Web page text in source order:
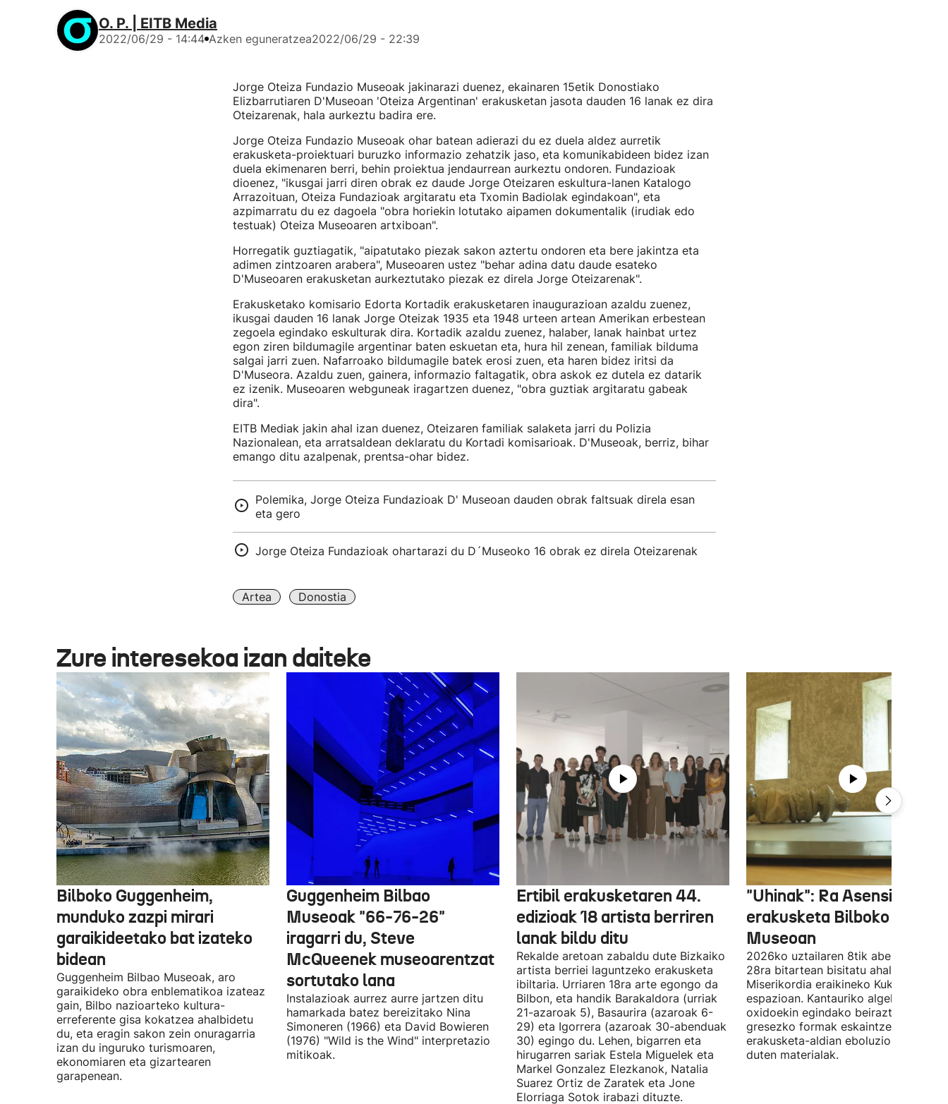
O. P. | EITB Media
2022/06/29 - 14:44 Azken eguneratzea2022/06/29 - 22:39
Jorge Oteiza Fundazio Museoak jakinarazi duenez, ekainaren 15etik Donostiako
Elizbarrutiaren D'Museoan 'Oteiza Argentinan' erakusketan jasota dauden 16 lanak ez dira
Oteizarenak, hala aurkeztu badira ere.
Jorge Oteiza Fundazio Museoak ohar batean adierazi du ez duela aldez aurretik
erakusketa-proiektuari buruzko informazio zehatzik jaso, eta komunikabideen bidez izan
duela ekimenaren berri, behin proiektua jendaurrean aurkeztu ondoren. Fundazioak
dioenez, "ikusgai jarri diren obrak ez daude Jorge Oteizaren eskultura-lanen Katalogo
Arrazoituan, Oteiza Fundazioak argitaratu eta Txomin Badiolak egindakoan", eta
azpimarratu du ez dagoela "obra horiekin lotutako aipamen dokumentalik (irudiak edo
testuak) Oteiza Museoaren artxiboan".
Horregatik guztiagatik, "aipatutako piezak sakon aztertu ondoren eta bere jakintza eta
adimen zintzoaren arabera", Museoaren ustez "behar adina datu daude esateko
D'Museoaren erakusketan aurkeztutako piezak ez direla Jorge Oteizarenak".
Erakusketako komisario Edorta Kortadik erakusketaren inaugurazioan azaldu zuenez,
ikusgai dauden 16 lanak Jorge Oteizak 1935 eta 1948 urteen artean Amerikan erbestean
zegoela egindako eskulturak dira. Kortadik azaldu zuenez, halaber, lanak hainbat urtez
egon ziren bildumagile argentinar baten eskuetan eta, hura hil zenean, familiak bilduma
salgai jarri zuen. Nafarroako bildumagile batek erosi zuen, eta haren bidez iritsi da
D'Museora. Azaldu zuen, gainera, informazio faltagatik, obra askok ez dutela ez datarik
ez izenik. Museoaren webguneak iragartzen duenez, "obra guztiak argitaratu gabeak
dira".
EITB Mediak jakin ahal izan duenez, Oteizaren familiak salaketa jarri du Polizia
Nazionalean, eta arratsaldean deklaratu du Kortadi komisarioak. D'Museoak, berriz, bihar
emango ditu azalpenak, prentsa-ohar bidez.
Polemika, Jorge Oteiza Fundazioak D' Museoan dauden obrak faltsuak direla esan
eta gero
Jorge Oteiza Fundazioak ohartarazi du D´Museoko 16 obrak ez direla Oteizarenak
Artea Donostia
Zure interesekoa izan daiteke
Bilboko Guggenheim,
munduko zazpi mirari
garaikideetako bat izateko
bidean
Guggenheim Bilbao Museoak, aro
garaikideko obra enblematikoa izateaz
gain, Bilbo nazioarteko kultura-
erreferente gisa kokatzea ahalbidetu
du, eta eragin sakon zein onuragarria
izan du inguruko turismoaren,
ekonomiaren eta gizartearen
garapenean.
Guggenheim Bilbao
Museoak "66-76-26"
iragarri du, Steve
McQueenek museoarentzat
sortutako lana
Instalazioak aurrez aurre jartzen ditu
hamarkada batez bereizitako Nina
Simoneren (1966) eta David Bowieren
(1976) "Wild is the Wind" interpretazio
mitikoak.
Ertibil erakusketaren 44.
edizioak 18 artista berriren
lanak bildu ditu
Rekalde aretoan zabaldu dute Bizkaiko
artista berriei laguntzeko erakusketa
ibiltaria. Urriaren 18ra arte egongo da
Bilbon, eta handik Barakaldora (urriak
21-azaroak 5), Basaurira (azaroak 6-
29) eta Igorrera (azaroak 30-abenduak
30) egingo du. Lehen, bigarren eta
hirugarren sariak Estela Miguelek eta
Markel Gonzalez Elezkanok, Natalia
Suarez Ortiz de Zaratek eta Jone
Elorriaga Sotok irabazi dituzte.
"Uhinak": Ra Asensiren
erakusketa Bilboko Euskal
Museoan
2026ko uztailaren 8tik abenduaren
28ra bitartean bisitatu ahal izango
Miserikordia eraikineko Kukula
espazioan. Kantauriko algekin eta
oxidoekin egindako beiraztatutako
gresezko formak eskaintzen ditu,
erakusketa-aldian eboluzionatzen
duten materialak.